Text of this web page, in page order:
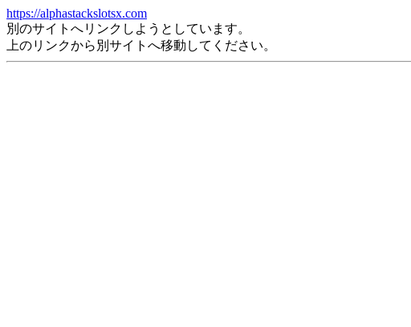
https://alphastackslotsx.com
別のサイトへリンクしようとしています。
上のリンクから別サイトへ移動してください。